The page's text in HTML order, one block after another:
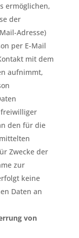
ermöglichen,
der
Adresse)
per E-Mail
mit dem
aufnimmt,
freiwilliger
den für die
Zwecke der
zur
keine
Daten an
von